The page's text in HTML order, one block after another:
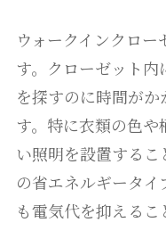
ウォークインクロ
す。クローゼット
を探すのに時間が
す。特に衣類の色
い照明を設置する
の省エネルギータ
も電気代を抑えるこ